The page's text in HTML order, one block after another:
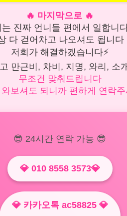
🔥 마지막으로 🔥
는 진짜 언니들 편에서 일합니
다 걷어차고 나오셔도 됩니다
저희가 해결하겠습니다⚡
만근비, 차비, 지명, 와리, 소
무조건 맞춰드립니다
보셔도 되니까 편하게 연락
😎 24시간 연락 가능 😎
💎 010 8558 3573💎
💎 카카오톡 ac58825 💎